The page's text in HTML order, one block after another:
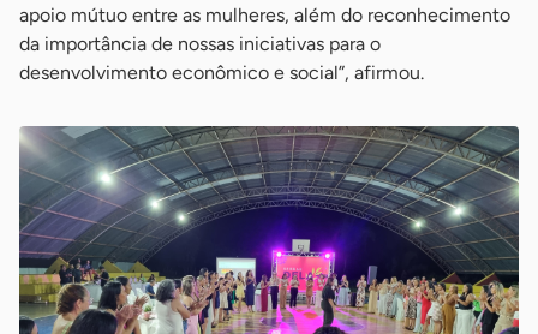
apoio mútuo entre as mulheres, além do reconhecimento
da importância de nossas iniciativas para o
desenvolvimento econômico e social”, afirmou.